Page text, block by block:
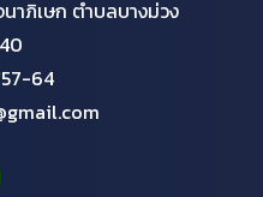
าภิเษก ตำบลบางม่วง
64